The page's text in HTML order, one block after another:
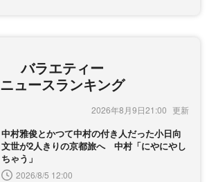
バラエティー
ニュースランキング
2026年8月9日21:00
中村雅俊とかつて中村の付き人だった小日向
文世が2人きりの京都旅へ 中村「にやにやし
ちゃう」
2026/8/5 12:00